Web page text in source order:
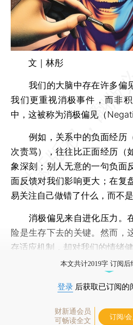
文｜林彤
我们的大脑中存在许多偏
我们更重视消极事件，而非
中，这被称为消极偏见（
例如，关系中的负面经历
次责骂），往往比正面经历（
象深刻；别人无意的一句负面
面反馈对我们影响更大；在复
易关注自己做错了什么，而不是
消极偏见来自进化压力。
险是生存下去的关键。然而，
存适应机制，却对我们的情绪
本文共计2019字 订阅后
登录 后获取已订阅的
财新通会员
可畅读全文
订阅/